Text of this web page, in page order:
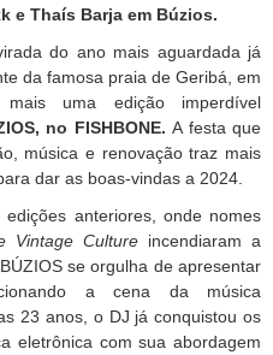
e Thaís Barja em Búzios.
do ano mais aguardada já
da famosa praia de Geribá, em
uma edição imperdível
no FISHBONE. A festa que
música e renovação traz mais
dar as boas-vindas a 2024.
anteriores, onde nomes
Vintage Cultureincendiaram a
se orgulha de apresentar
a cena da música
23 anos, o DJ já conquistou os
eletrônica com sua abordagem